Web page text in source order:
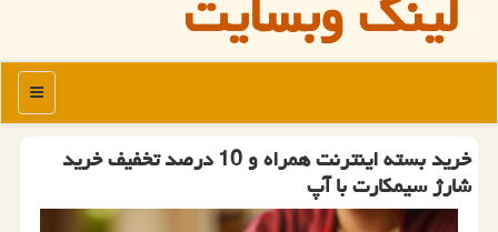
منو
خرید بسته اینترنت همراه و 10 درصد تخفیف خرید
شارژ سیمكارت با آپ